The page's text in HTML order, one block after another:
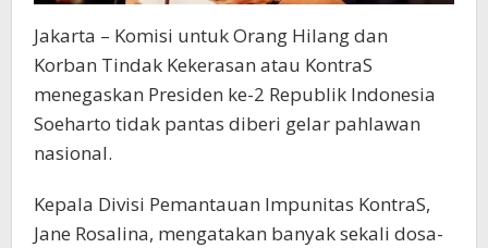
Jakarta – Komisi untuk Orang Hilang dan
Korban Tindak Kekerasan atau KontraS
menegaskan Presiden ke-2 Republik Indonesia
Soeharto tidak pantas diberi gelar pahlawan
nasional.
Kepala Divisi Pemantauan Impunitas KontraS,
Jane Rosalina, mengatakan banyak sekali dosa-